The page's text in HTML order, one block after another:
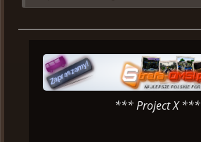
*** Project X ***